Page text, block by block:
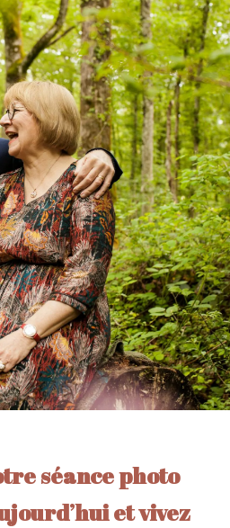
séance photo
et vivez